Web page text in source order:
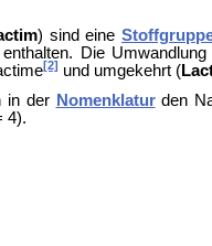
) sind eine
Die
[2] und umgekehrt (
in der Nomenklaturden
4).